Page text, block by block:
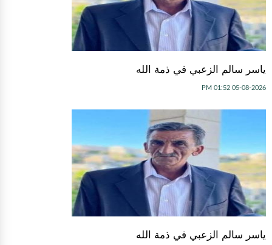
ياسر سالم الزعبي في ذمة الله
05-08-2026 01:52 PM
ياسر سالم الزعبي في ذمة الله